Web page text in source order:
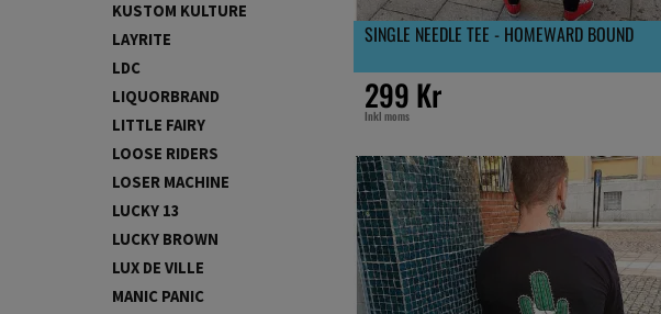
KUSTOM KULTURE
LAYRITE
LDC
LIQUORBRAND
LITTLE FAIRY
LOOSE RIDERS
LOSER MACHINE
LUCKY 13
LUCKY BROWN
LUX DE VILLE
MANIC PANIC
SINGLE NEEDLE TEE - HOMEWARD BOUND
299 Kr
Inkl moms